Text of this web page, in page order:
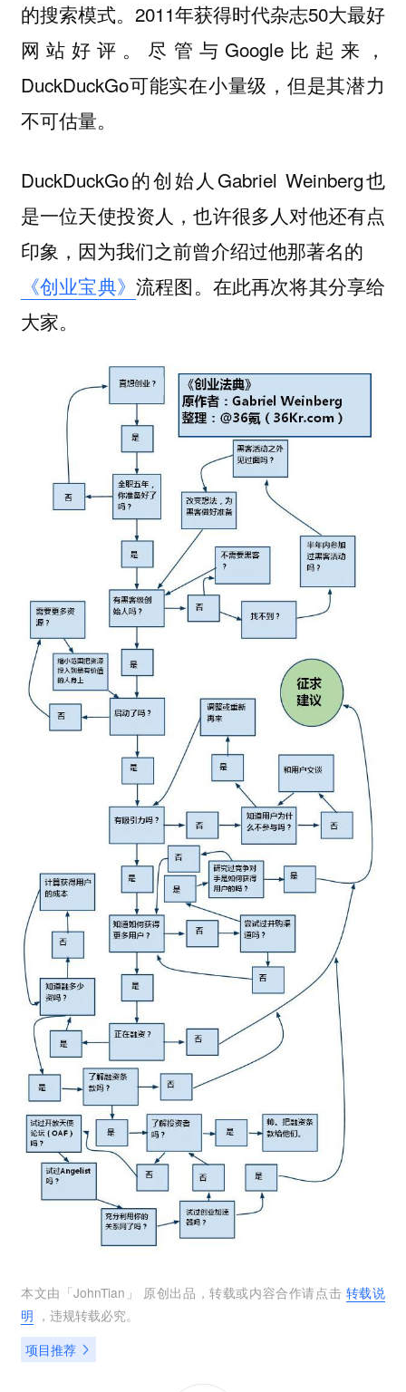
的搜索模式。2011年获得时代杂志50大最好
网站好评。尽管与Google比起来，
DuckDuckGo可能实在小量级，但是其潜力
不可估量。
DuckDuckGo的创始人Gabriel Weinberg也
是一位天使投资人，也许很多人对他还有点
印象，因为我们之前曾介绍过他那著名的
《创业宝典》 流程图。在此再次将其分享给
大家。
本文由「JohnTian 」 原创出品，转载或内容合作请点击 转载说
明 ，违规转载必究。
项目推荐